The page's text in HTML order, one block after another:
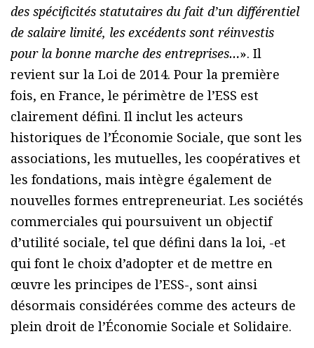
des spécificités statutaires du fait d’un différentiel
de salaire limité, les excédents sont réinvestis
pour la bonne marche des entreprises…». Il
revient sur la Loi de 2014. Pour la première
fois, en France, le périmètre de l’ESS est
clairement défini. Il inclut les acteurs
historiques de l’Économie Sociale, que sont les
associations, les mutuelles, les coopératives et
les fondations, mais intègre également de
nouvelles formes entrepreneuriat. Les sociétés
commerciales qui poursuivent un objectif
d’utilité sociale, tel que défini dans la loi, -et
qui font le choix d’adopter et de mettre en
œuvre les principes de l’ESS-, sont ainsi
désormais considérées comme des acteurs de
plein droit de l’Économie Sociale et Solidaire.